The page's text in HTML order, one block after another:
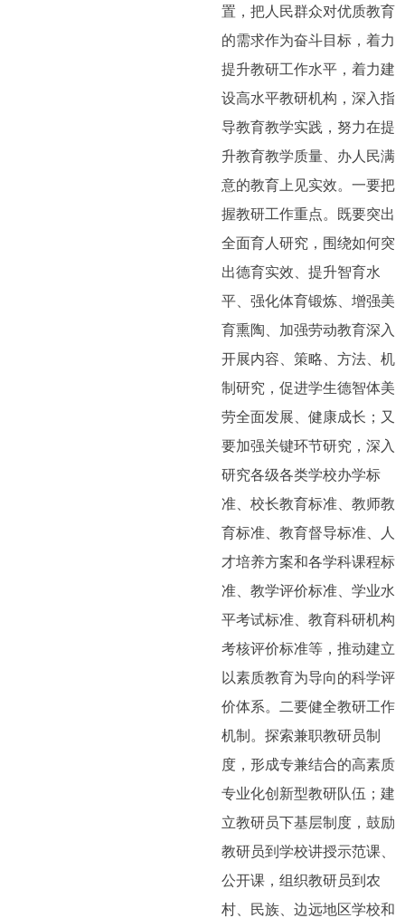
置，把人民群众对优质教育
的需求作为奋斗目标，着力
提升教研工作水平，着力建
设高水平教研机构，深入指
导教育教学实践，努力在提
升教育教学质量、办人民满
意的教育上见实效。一要把
握教研工作重点。既要突出
全面育人研究，围绕如何突
出德育实效、提升智育水
平、强化体育锻炼、增强美
育熏陶、加强劳动教育深入
开展内容、策略、方法、机
制研究，促进学生德智体美
劳全面发展、健康成长；又
要加强关键环节研究，深入
研究各级各类学校办学标
准、校长教育标准、教师教
育标准、教育督导标准、人
才培养方案和各学科课程标
准、教学评价标准、学业水
平考试标准、教育科研机构
考核评价标准等，推动建立
以素质教育为导向的科学评
价体系。二要健全教研工作
机制。探索兼职教研员制
度，形成专兼结合的高素质
专业化创新型教研队伍；建
立教研员下基层制度，鼓励
教研员到学校讲授示范课、
公开课，组织教研员到农
村、民族、边远地区学校和